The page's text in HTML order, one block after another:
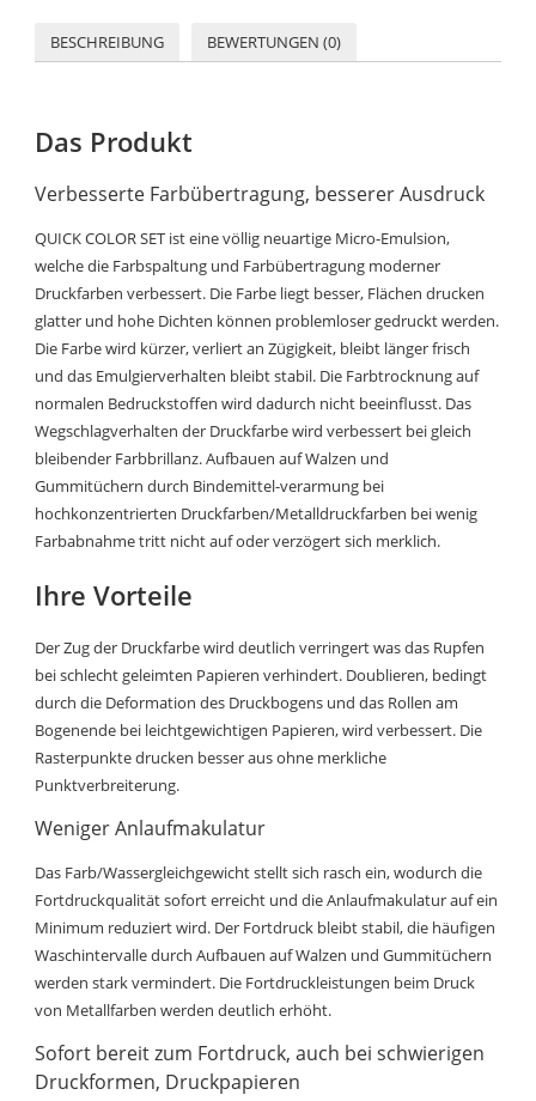
BESCHREIBUNG BEWERTUNGEN (0)
Das Produkt
Verbesserte Farbübertragung, besserer Ausdruck
QUICK COLOR SET ist eine völlig neuartige Micro-Emulsion,
welche die Farbspaltung und Farbübertragung moderner
Druckfarben verbessert. Die Farbe liegt besser, Flächen drucken
glatter und hohe Dichten können problemloser gedruckt werden.
Die Farbe wird kürzer, verliert an Zügigkeit, bleibt länger frisch
und das Emulgierverhalten bleibt stabil. Die Farbtrocknung auf
normalen Bedruckstoffen wird dadurch nicht beeinflusst. Das
Wegschlagverhalten der Druckfarbe wird verbessert bei gleich
bleibender Farbbrillanz. Aufbauen auf Walzen und
Gummitüchern durch Bindemittel-verarmung bei
hochkonzentrierten Druckfarben/Metalldruckfarben bei wenig
Farbabnahme tritt nicht auf oder verzögert sich merklich.
Ihre Vorteile
Der Zug der Druckfarbe wird deutlich verringert was das Rupfen
bei schlecht geleimten Papieren verhindert. Doublieren, bedingt
durch die Deformation des Druckbogens und das Rollen am
Bogenende bei leichtgewichtigen Papieren, wird verbessert. Die
Rasterpunkte drucken besser aus ohne merkliche
Punktverbreiterung.
Weniger Anlaufmakulatur
Das Farb/Wassergleichgewicht stellt sich rasch ein, wodurch die
Fortdruckqualität sofort erreicht und die Anlaufmakulatur auf ein
Minimum reduziert wird. Der Fortdruck bleibt stabil, die häufigen
Waschintervalle durch Aufbauen auf Walzen und Gummitüchern
werden stark vermindert. Die Fortdruckleistungen beim Druck
von Metallfarben werden deutlich erhöht.
Sofort bereit zum Fortdruck, auch bei schwierigen
Druckformen, Druckpapieren